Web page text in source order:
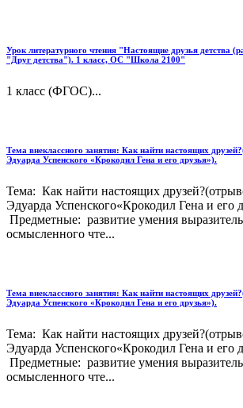
Урок литературного чтения "Настоящие друзья детства
"Друг детства"). 1 класс, ОС "Школа 2100"
1 класс (ФГОС)...
Тема внеклассного занятия: Как найти настоящих
Эдуарда Успенского «Крокодил Гена и его друзья»).
Тема: Как найти настоящих
Эдуарда Успенского«Крокодил Гена и его
Предметные: развитие умения
осмысленного чте...
Тема внеклассного занятия: Как найти настоящих
Эдуарда Успенского «Крокодил Гена и его друзья»).
Тема: Как найти настоящих
Эдуарда Успенского«Крокодил Гена и его
Предметные: развитие умения
осмысленного чте...